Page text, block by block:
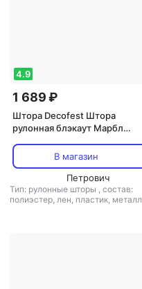
4.9
1 689 ₽
Штора Decofest Штора
рулонная блэкаут Марбл
В магазин
Петрович
Тип: рулонные шторы , состав:
полиэстер, лен, пластик, металл